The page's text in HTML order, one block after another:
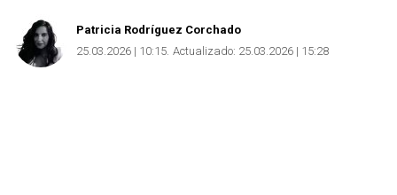
Patricia Rodríguez Corchado
25.03.2026 | 10:15 Actualizado: 25.03.2026 | 15:28